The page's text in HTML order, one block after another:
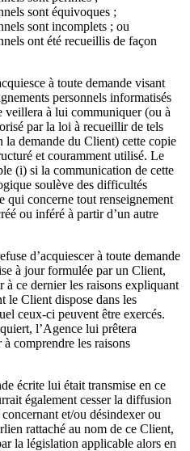
sont équivoques ;
sont incomplets ; ou
ont été recueillis de façon
à toute demande visant
personnels informatisés
à lui communiquer (ou à
par la loi à recueillir de tels
la demande du Client) cette copie
et couramment utilisé. Le
(i) si la communication de cette
soulève des difficultés
qui concerne tout renseignement
ou inféré à partir d’un autre
d’acquiescer à toute demande
à jour formulée par un Client,
ce dernier les raisons expliquant
le Client dispose dans les
ceux-ci peuvent être exercés.
l’Agence lui prêtera
à comprendre les raisons
écrite lui était transmise en ce
également cesser la diffusion
et/ou désindexer ou
rattaché au nom de ce Client,
la législation applicable alors en